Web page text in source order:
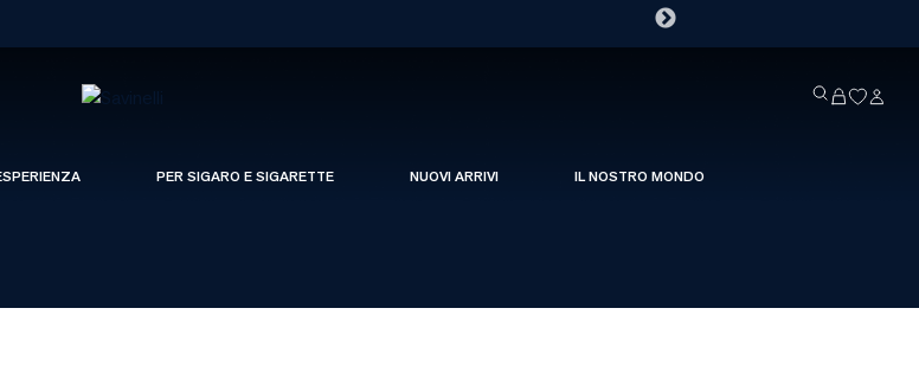
ESPERIENZA PER SIGARO E SIGARETTE NUOVI ARRIVI IL NOSTRO MONDO